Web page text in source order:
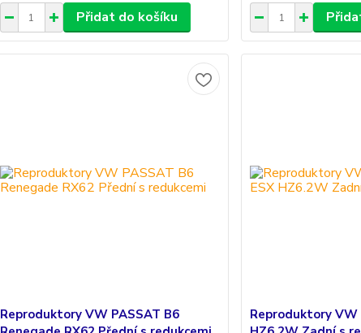
Přidat do košíku
Reproduktory VW PASSAT B6
Reproduktory VW